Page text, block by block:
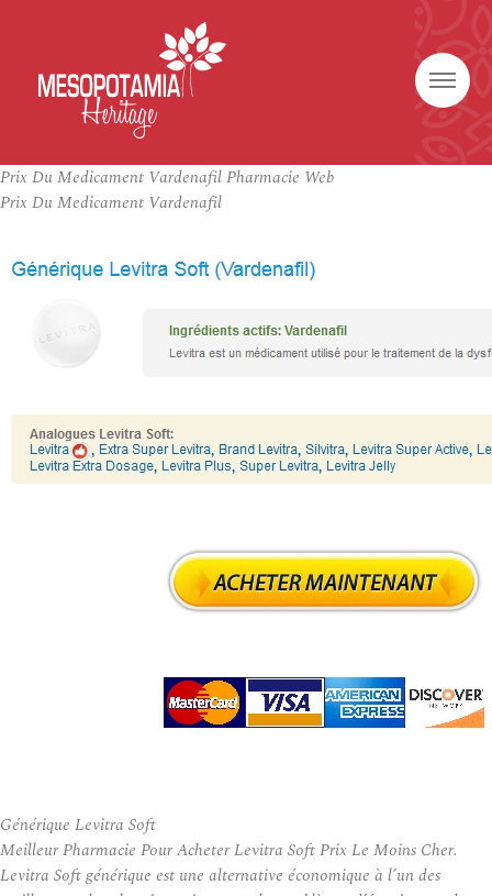
Prix Du Medicament Vardenafil Pharmacie Web
Prix Du Medicament Vardenafil
Générique Levitra Soft
Meilleur Pharmacie Pour Acheter Levitra Soft Prix Le Moins Cher.
Levitra Soft générique est une alternative économique à l’un des